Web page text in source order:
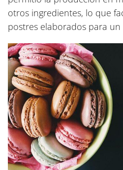
otros ingredientes, lo que
postres elaborados para